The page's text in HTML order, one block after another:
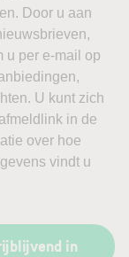
Door u aan
u per e-mail op
U kunt zich
in de
over hoe
vindt u
in